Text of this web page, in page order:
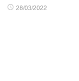
28/03/2022